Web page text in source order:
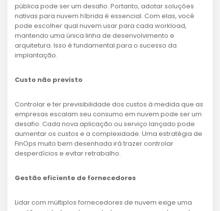
pública pode ser um desafio. Portanto, adotar soluções
nativas para nuvem híbrida é essencial. Com elas, você
pode escolher qual nuvem usar para cada workload,
mantendo uma única linha de desenvolvimento e
arquitetura. Isso é fundamental para o sucesso da
implantação.
Custo não previsto
Controlar e ter previsibilidade dos custos à medida que as
empresas escalam seu consumo em nuvem pode ser um
desafio. Cada nova aplicação ou serviço lançado pode
aumentar os custos e a complexidade. Uma estratégia de
FinOps muito bem desenhada irá trazer controlar
desperdícios e evitar retrabalho.
Gestão eficiente de fornecedores
Lidar com múltiplos fornecedores de nuvem exige uma